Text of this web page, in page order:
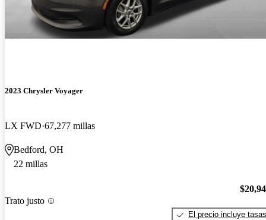
2023 Chrysler Voyager
LX FWD 67,277 millas
Bedford, OH
22 millas
Trato justo
El precio incluye tasas